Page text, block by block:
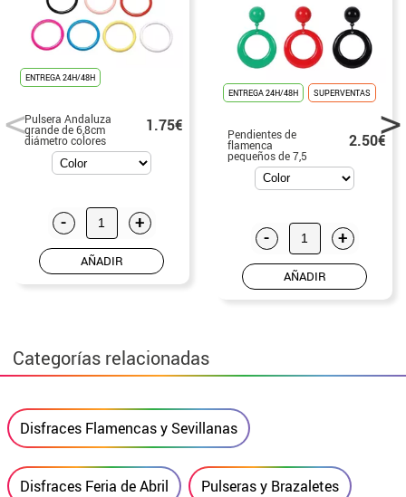
ENTREGA 24H/48H
Pulsera Andaluza
grande de 6,8cm
diámetro colores
variado
1.75€
- +
AÑADIR
ENTREGA 24H/48H SUPERVENTAS
Pendientes de
flamenca
pequeños de 7,5
cm en varios
2.50€
- +
AÑADIR
Categorías relacionadas
Disfraces Flamencas y Sevillanas
Disfraces Feria de Abril Pulseras y Brazaletes